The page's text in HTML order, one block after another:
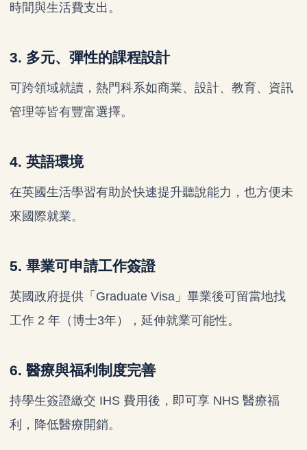
時間與生活費支出。
3. 多元、彈性的課程設計
可跨領域就讀，熱門科系如商業、設計、教育、資訊
管理等皆有豐富選擇。
4. 英語環境
在英國生活學習有助於快速提升聽說能力，也方便未
來國際就業。
5. 畢業可申請工作簽證
英國政府提供「Graduate Visa」畢業後可留當地找
工作 2 年（博士3年），延伸就業可能性。
6. 醫療與福利制度完善
持學生簽證繳交 IHS 費用後，即可享 NHS 醫療福
利，降低醫療開銷。